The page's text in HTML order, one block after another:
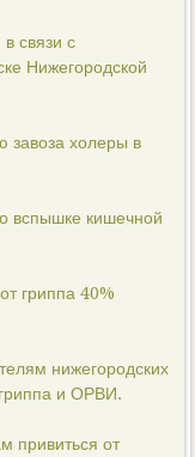
связи с
Нижегородской
завоза холеры в
вспышке кишечной
гриппа 40%
нижегородских
и ОРВИ.
привиться от